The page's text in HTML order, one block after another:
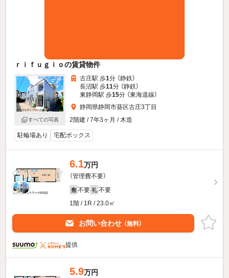
ｒｉｆｕｇｉｏの賃貸物件
すべての写真
古庄駅 歩1分 （静鉄）
長沼駅 歩11分 （静鉄）
東静岡駅 歩15分 （東海道線）
静岡県静岡市葵区古庄3丁目
2階建 / 7年3ヶ月 / 木造
駐輪場あり 宅配ボックス
6.1万円
（管理費不要）
敷 不要 礼 不要
1階 / 1R / 23.0㎡
お問い合わせ （無料）
提供
5.9万円